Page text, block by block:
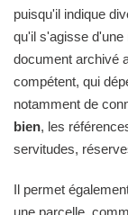
puisqu'il indique
qu'il s'agisse d'une
document archivé
compétent, qui
notamment de
bien, les
servitudes,
Il permet
une parcelle,